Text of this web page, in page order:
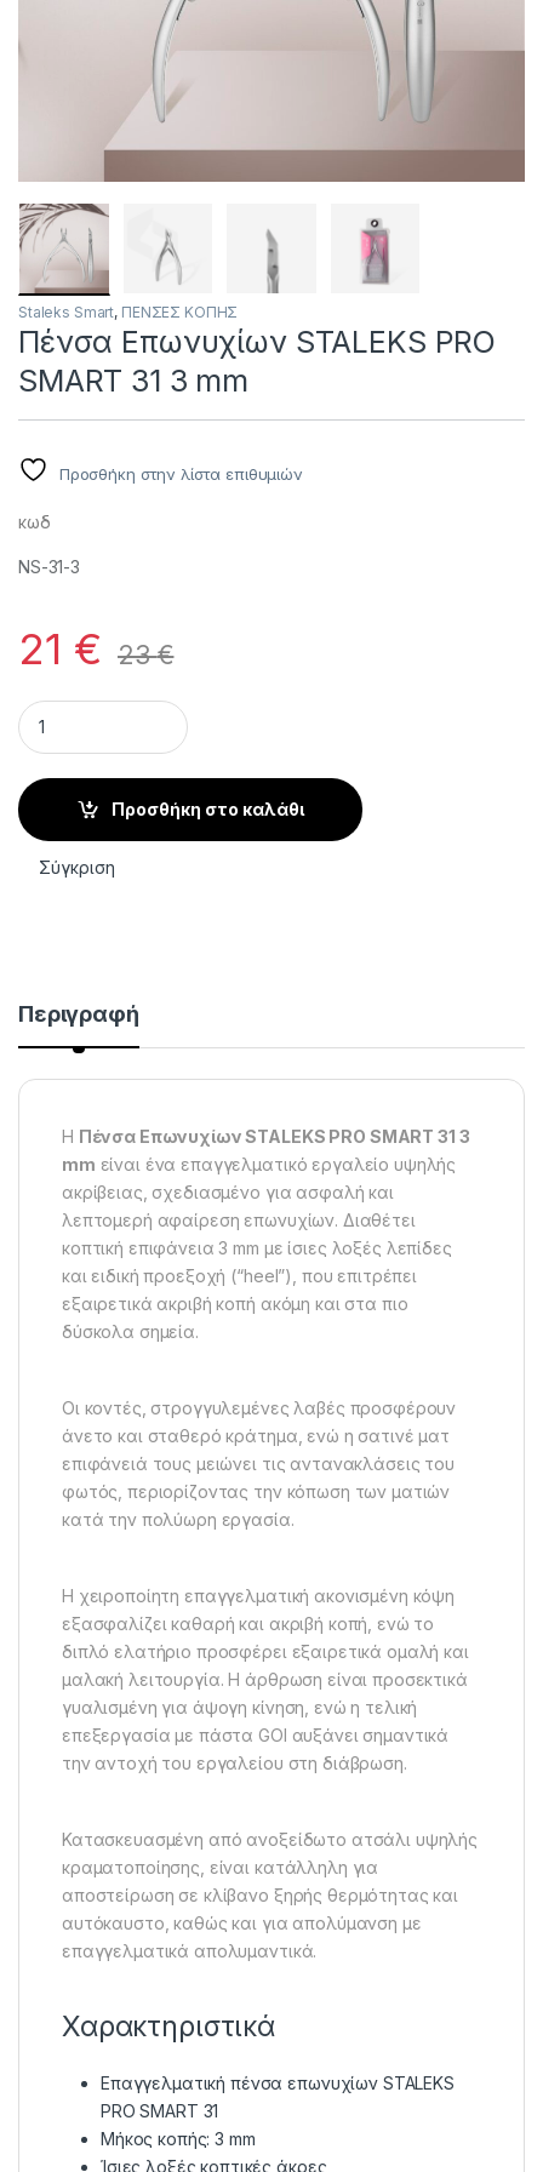
Staleks Smart, ΠΕΝΣΕΣ KOΠΗΣ
Πένσα Επωνυχίων STALEKS PRO
SMART 31 3 mm
Προσθήκη στην λίστα επιθυμιών
κωδ
NS-31-3
21 € 23€
Πένσα Επωνυχίων STALEKS PRO SMART 31 3 mm quantity
Προσθήκη στο καλάθι
Σύγκριση
Περιγραφή
Η Πένσα Επωνυχίων STALEKS PRO SMART 31 3
mm είναι ένα επαγγελματικό εργαλείο υψηλής
ακρίβειας, σχεδιασμένο για ασφαλή και
λεπτομερή αφαίρεση επωνυχίων. Διαθέτει
κοπτική επιφάνεια 3 mm με ίσιες λοξές λεπίδες
και ειδική προεξοχή (“heel”), που επιτρέπει
εξαιρετικά ακριβή κοπή ακόμη και στα πιο
δύσκολα σημεία.
Οι κοντές, στρογγυλεμένες λαβές προσφέρουν
άνετο και σταθερό κράτημα, ενώ η σατινέ ματ
επιφάνειά τους μειώνει τις αντανακλάσεις του
φωτός, περιορίζοντας την κόπωση των ματιών
κατά την πολύωρη εργασία.
Η χειροποίητη επαγγελματική ακονισμένη κόψη
εξασφαλίζει καθαρή και ακριβή κοπή, ενώ το
διπλό ελατήριο προσφέρει εξαιρετικά ομαλή και
μαλακή λειτουργία. Η άρθρωση είναι προσεκτικά
γυαλισμένη για άψογη κίνηση, ενώ η τελική
επεξεργασία με πάστα GOI αυξάνει σημαντικά
την αντοχή του εργαλείου στη διάβρωση.
Κατασκευασμένη από ανοξείδωτο ατσάλι υψηλής
κραματοποίησης, είναι κατάλληλη για
αποστείρωση σε κλίβανο ξηρής θερμότητας και
αυτόκαυστο, καθώς και για απολύμανση με
επαγγελματικά απολυμαντικά.
Χαρακτηριστικά
Επαγγελματική πένσα επωνυχίων STALEKS
PRO SMART 31
Μήκος κοπής: 3 mm
Ίσιες λοξές κοπτικές άκρες